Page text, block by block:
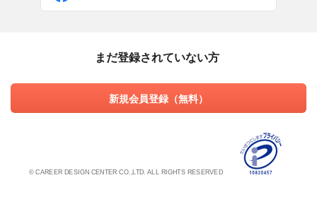
まだ登録されていない方
新規会員登録（無料）
© CAREER DESIGN CENTER CO.,LTD. ALL RIGHTS RESERVED